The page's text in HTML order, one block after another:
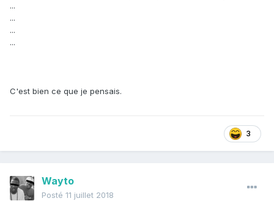
...
...
...
...
C'est bien ce que je pensais.
3
Wayto
Posté 11 juillet 2018